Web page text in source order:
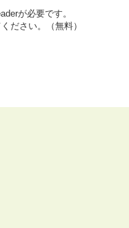
が必要です。
ださい。（無料）